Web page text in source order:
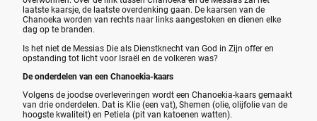
laatste kaarsje, de laatste overdenking gaan. De kaarsen van de
Chanoeka worden van rechts naar links aangestoken en dienen elke
dag op te branden.
Is het niet de Messias Die als Dienstknecht van God in Zijn offer en
opstanding tot licht voor Israël en de volkeren was?
De onderdelen van een Chanoekia-kaars
Volgens de joodse overleveringen wordt een Chanoekia-kaars gemaakt
van drie onderdelen. Dat is Klie (een vat), Shemen (olie, olijfolie van de
hoogste kwaliteit) en Petiela (pit van katoenen watten).